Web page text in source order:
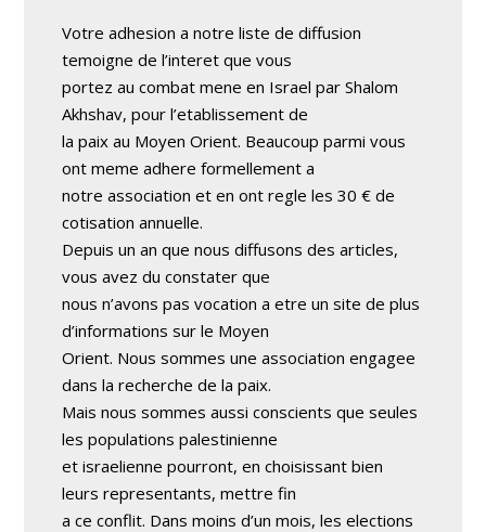
Votre adhesion a notre liste de diffusion
temoigne de l’interet que vous
portez au combat mene en Israel par Shalom
Akhshav, pour l’etablissement de
la paix au Moyen Orient. Beaucoup parmi vous
ont meme adhere formellement a
notre association et en ont regle les 30 € de
cotisation annuelle.
Depuis un an que nous diffusons des articles,
vous avez du constater que
nous n’avons pas vocation a etre un site de plus
d’informations sur le Moyen
Orient. Nous sommes une association engagee
dans la recherche de la paix.
Mais nous sommes aussi conscients que seules
les populations palestinienne
et israelienne pourront, en choisissant bien
leurs representants, mettre fin
a ce conflit. Dans moins d’un mois, les elections